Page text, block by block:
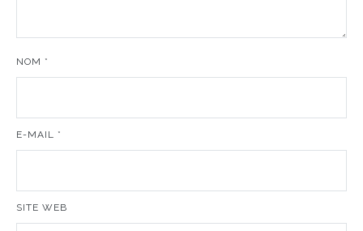
NOM *
E-MAIL *
SITE WEB